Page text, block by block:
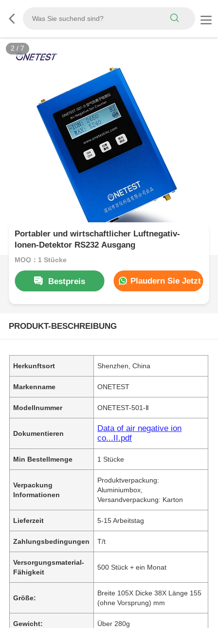
2 / 7
Portabler und wirtschaftlicher Luftnegativ-
Ionen-Detektor RS232 Ausgang
MOQ：1 Stücke
Bestpreis Plaudern Sie Jetzt
PRODUKT-BESCHREIBUNG
Herkunftsort Shenzhen, China
Markenname ONETEST
Modellnummer ONETEST-501-Ⅱ
Dokumentieren
Data of air negative ion
co...II.pdf
Min Bestellmenge 1 Stücke
Verpackung
Informationen
Produktverpackung:
Aluminiumbox,
Versandverpackung: Karton
Lieferzeit 5-15 Arbeitstag
Zahlungsbedingungen T/t
Versorgungsmaterial-
Fähigkeit
500 Stück + ein Monat
Größe:
Breite 105X Dicke 38X Länge 155
(ohne Vorsprung) mm
Gewicht: Über 280g